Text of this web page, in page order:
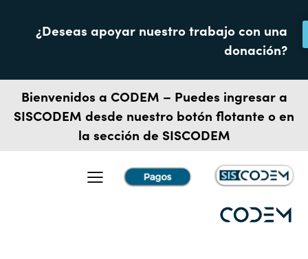
¿Deseas apoyar nuestro trabajo con una
donación?
Bienvenidos a CODEM – Puedes ingresar a
SISCODEM desde nuestro botón flotante o en
la sección de SISCODEM